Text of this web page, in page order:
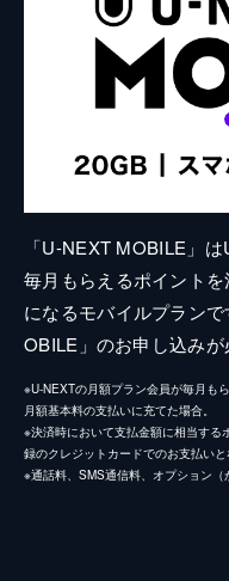
「U-NEXT MOBILE」
毎月もらえるポイント
になるモバイルプラン
OBILE」のお申し込みが
※U-NEXTの月額プラン会員が毎月も
月額基本料の支払いに充てた場合。
※決済時において支払金額に相当する
録のクレジットカードでのお支払いと
※通話料、SMS通信料、オプション（